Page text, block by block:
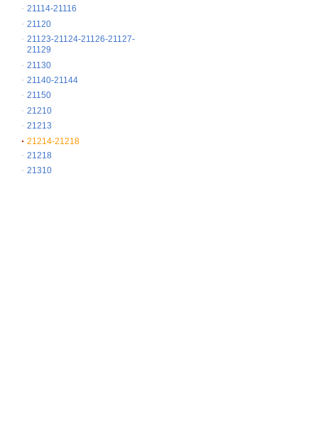
21114-21116
21120
21123-21124-21126-21127-
21129
21130
21140-21144
21150
21210
21213
21214-21218
21218
21310